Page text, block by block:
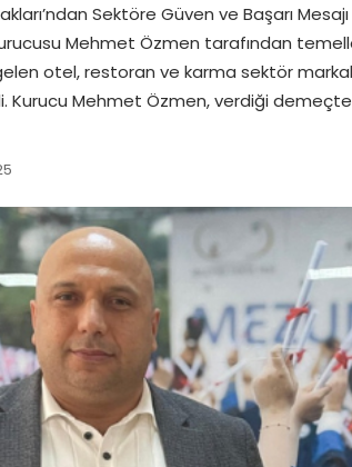
Sektöre Güven ve Başarı
Mehmet Özmen tarafından
otel, restoran ve karma sektör
Kurucu Mehmet Özmen, verdiği demeçte